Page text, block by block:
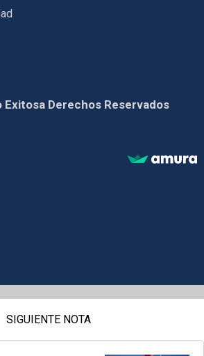
Exitosa Derechos Reservados
SIGUIENTE NOTA